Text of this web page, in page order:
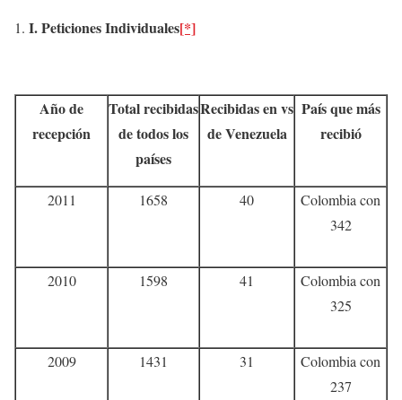
I.Peticiones Individuales[*]
Año de
recepción
Total recibidas
de todos los
países
Recibidas en vs
de Venezuela
País que más
recibió
2011 1658 40
Colombia con
342
2010 1598 41
Colombia con
325
2009 1431 31
Colombia con
237